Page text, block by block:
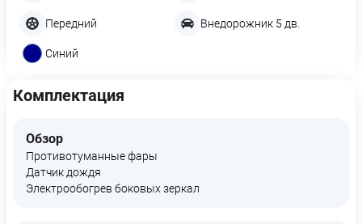
Передний Внедорожник 5 дв.
Синий
Комплектация
Обзор
Противотуманные фары
Датчик дождя
Электрообогрев боковых зеркал